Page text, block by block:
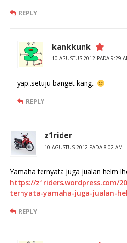
REPLY
kankkunk
10 AGUSTUS 2012 PADA 9:29
yap..setuju banget kang..
REPLY
z1rider
10 AGUSTUS 2012 PADA 8:02 AM
Yamaha ternyata juga jualan helm
https://z1riders.wordpress.com/
ternyata-yamaha-juga-jualan-
REPLY